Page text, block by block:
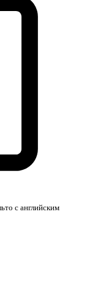
с английским